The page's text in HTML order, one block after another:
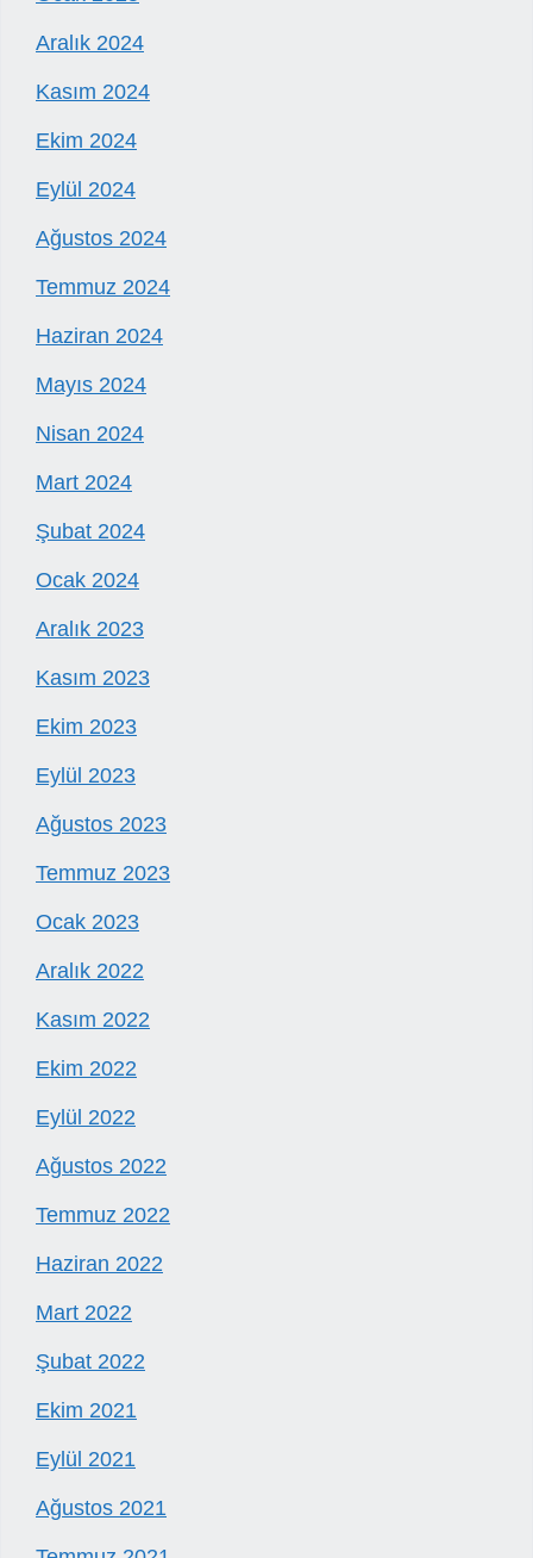
Aralık 2024
Kasım 2024
Ekim 2024
Eylül 2024
Ağustos 2024
Temmuz 2024
Haziran 2024
Mayıs 2024
Nisan 2024
Mart 2024
Şubat 2024
Ocak 2024
Aralık 2023
Kasım 2023
Ekim 2023
Eylül 2023
Ağustos 2023
Temmuz 2023
Ocak 2023
Aralık 2022
Kasım 2022
Ekim 2022
Eylül 2022
Ağustos 2022
Temmuz 2022
Haziran 2022
Mart 2022
Şubat 2022
Ekim 2021
Eylül 2021
Ağustos 2021